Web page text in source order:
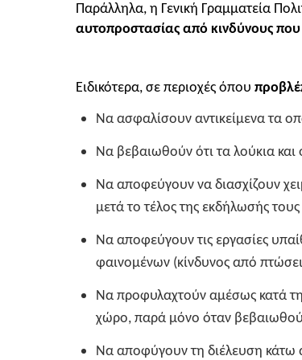
Παράλληλα, η Γενική Γραμματεία
αυτοπροστασίας από κινδύνους
Ειδικότερα, σε περιοχές όπου
Να ασφαλίσουν αντικείμενα τα
Να βεβαιωθούν ότι τα λούκια και
Να αποφεύγουν να διασχίζουν
μετά το τέλος της εκδήλωσής τους
Να αποφεύγουν τις εργασίες
φαινομένων (κίνδυνος από
Να προφυλαχτούν αμέσως κατά τη
χώρο, παρά μόνο όταν
Να αποφύγουν τη διέλευση κάτω